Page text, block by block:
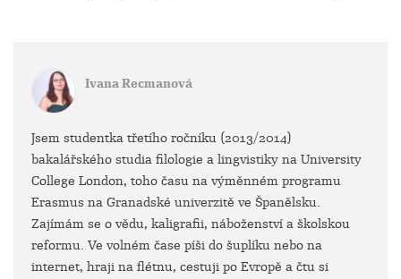
Ivana Recmanová
Jsem studentka třetího ročníku (2013/2014)
bakalářského studia filologie a lingvistiky na University
College London, toho času na výměnném programu
Erasmus na Granadské univerzitě ve Španělsku.
Zajímám se o vědu, kaligrafii, náboženství a školskou
reformu. Ve volném čase píši do šuplíku nebo na
internet, hraji na flétnu, cestuji po Evropě a čtu si